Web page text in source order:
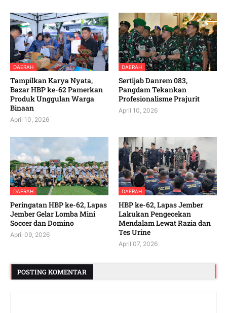
DAERAH
Tampilkan Karya Nyata,
Bazar HBP ke-62 Pamerkan
Produk Unggulan Warga
Binaan
April 10, 2026
DAERAH
Sertijab Danrem 083,
Pangdam Tekankan
Profesionalisme Prajurit
April 10, 2026
DAERAH
Peringatan HBP ke-62, Lapas
Jember Gelar Lomba Mini
Soccer dan Domino
April 09, 2026
DAERAH
HBP ke-62, Lapas Jember
Lakukan Pengecekan
Mendalam Lewat Razia dan
Tes Urine
April 07, 2026
POSTING KOMENTAR